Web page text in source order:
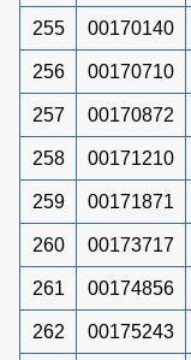
255 00170140
256 00170710
257 00170872
258 00171210
259 00171871
260 00173717
261 00174856
262 00175243